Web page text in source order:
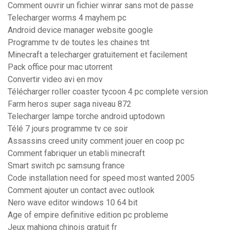
Comment ouvrir un fichier winrar sans mot de passe
Telecharger worms 4 mayhem pc
Android device manager website google
Programme tv de toutes les chaines tnt
Minecraft a telecharger gratuitement et facilement
Pack office pour mac utorrent
Convertir video avi en mov
Télécharger roller coaster tycoon 4 pc complete version
Farm heros super saga niveau 872
Telecharger lampe torche android uptodown
Télé 7 jours programme tv ce soir
Assassins creed unity comment jouer en coop pc
Comment fabriquer un etabli minecraft
Smart switch pc samsung france
Code installation need for speed most wanted 2005
Comment ajouter un contact avec outlook
Nero wave editor windows 10 64 bit
Age of empire definitive edition pc probleme
Jeux mahjong chinois gratuit fr